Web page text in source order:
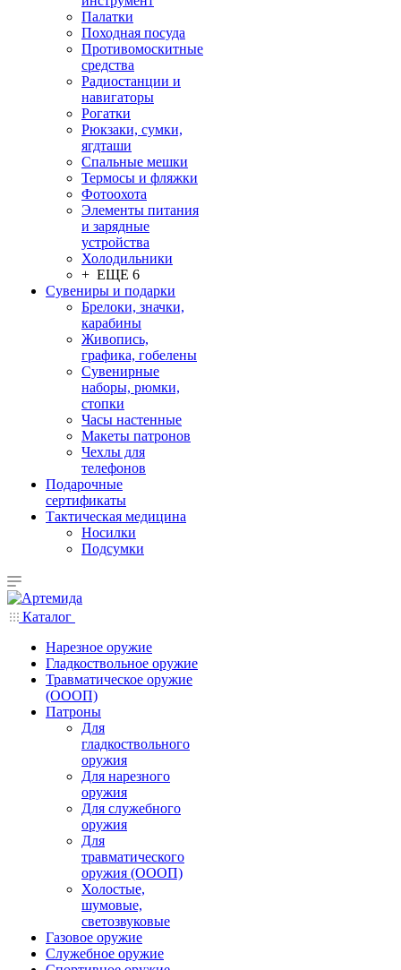
Палатки
Походная посуда
Противомоскитные
средства
Радиостанции и
навигаторы
Рогатки
Рюкзаки, сумки,
ягдташи
Спальные мешки
Термосы и фляжки
Фотоохота
Элементы питания
и зарядные
устройства
Холодильники
+ ЕЩЕ 6
Сувениры и подарки
Брелоки, значки,
карабины
Живопись,
графика, гобелены
Сувенирные
наборы, рюмки,
стопки
Часы настенные
Макеты патронов
Чехлы для
телефонов
Подарочные
сертификаты
Тактическая медицина
Носилки
Подсумки
Каталог
Нарезное оружие
Гладкоствольное оружие
Травматическое оружие
(ОООП)
Патроны
Для
гладкоствольного
оружия
Для нарезного
оружия
Для служебного
оружия
Для
травматического
оружия (ОООП)
Холостые,
шумовые,
светозвуковые
Газовое оружие
Служебное оружие